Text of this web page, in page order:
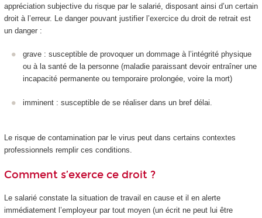
appréciation subjective du risque par le salarié, disposant ainsi d’un certain
droit à l’erreur. Le danger pouvant justifier l’exercice du droit de retrait est
un danger :
grave : susceptible de provoquer un dommage à l’intégrité physique
ou à la santé de la personne (maladie paraissant devoir entraîner une
incapacité permanente ou temporaire prolongée, voire la mort)
imminent : susceptible de se réaliser dans un bref délai.
Le risque de contamination par le virus peut dans certains contextes
professionnels remplir ces conditions.
Comment s’exerce ce droit ?
Le salarié constate la situation de travail en cause et il en alerte
immédiatement l’employeur par tout moyen (un écrit ne peut lui être